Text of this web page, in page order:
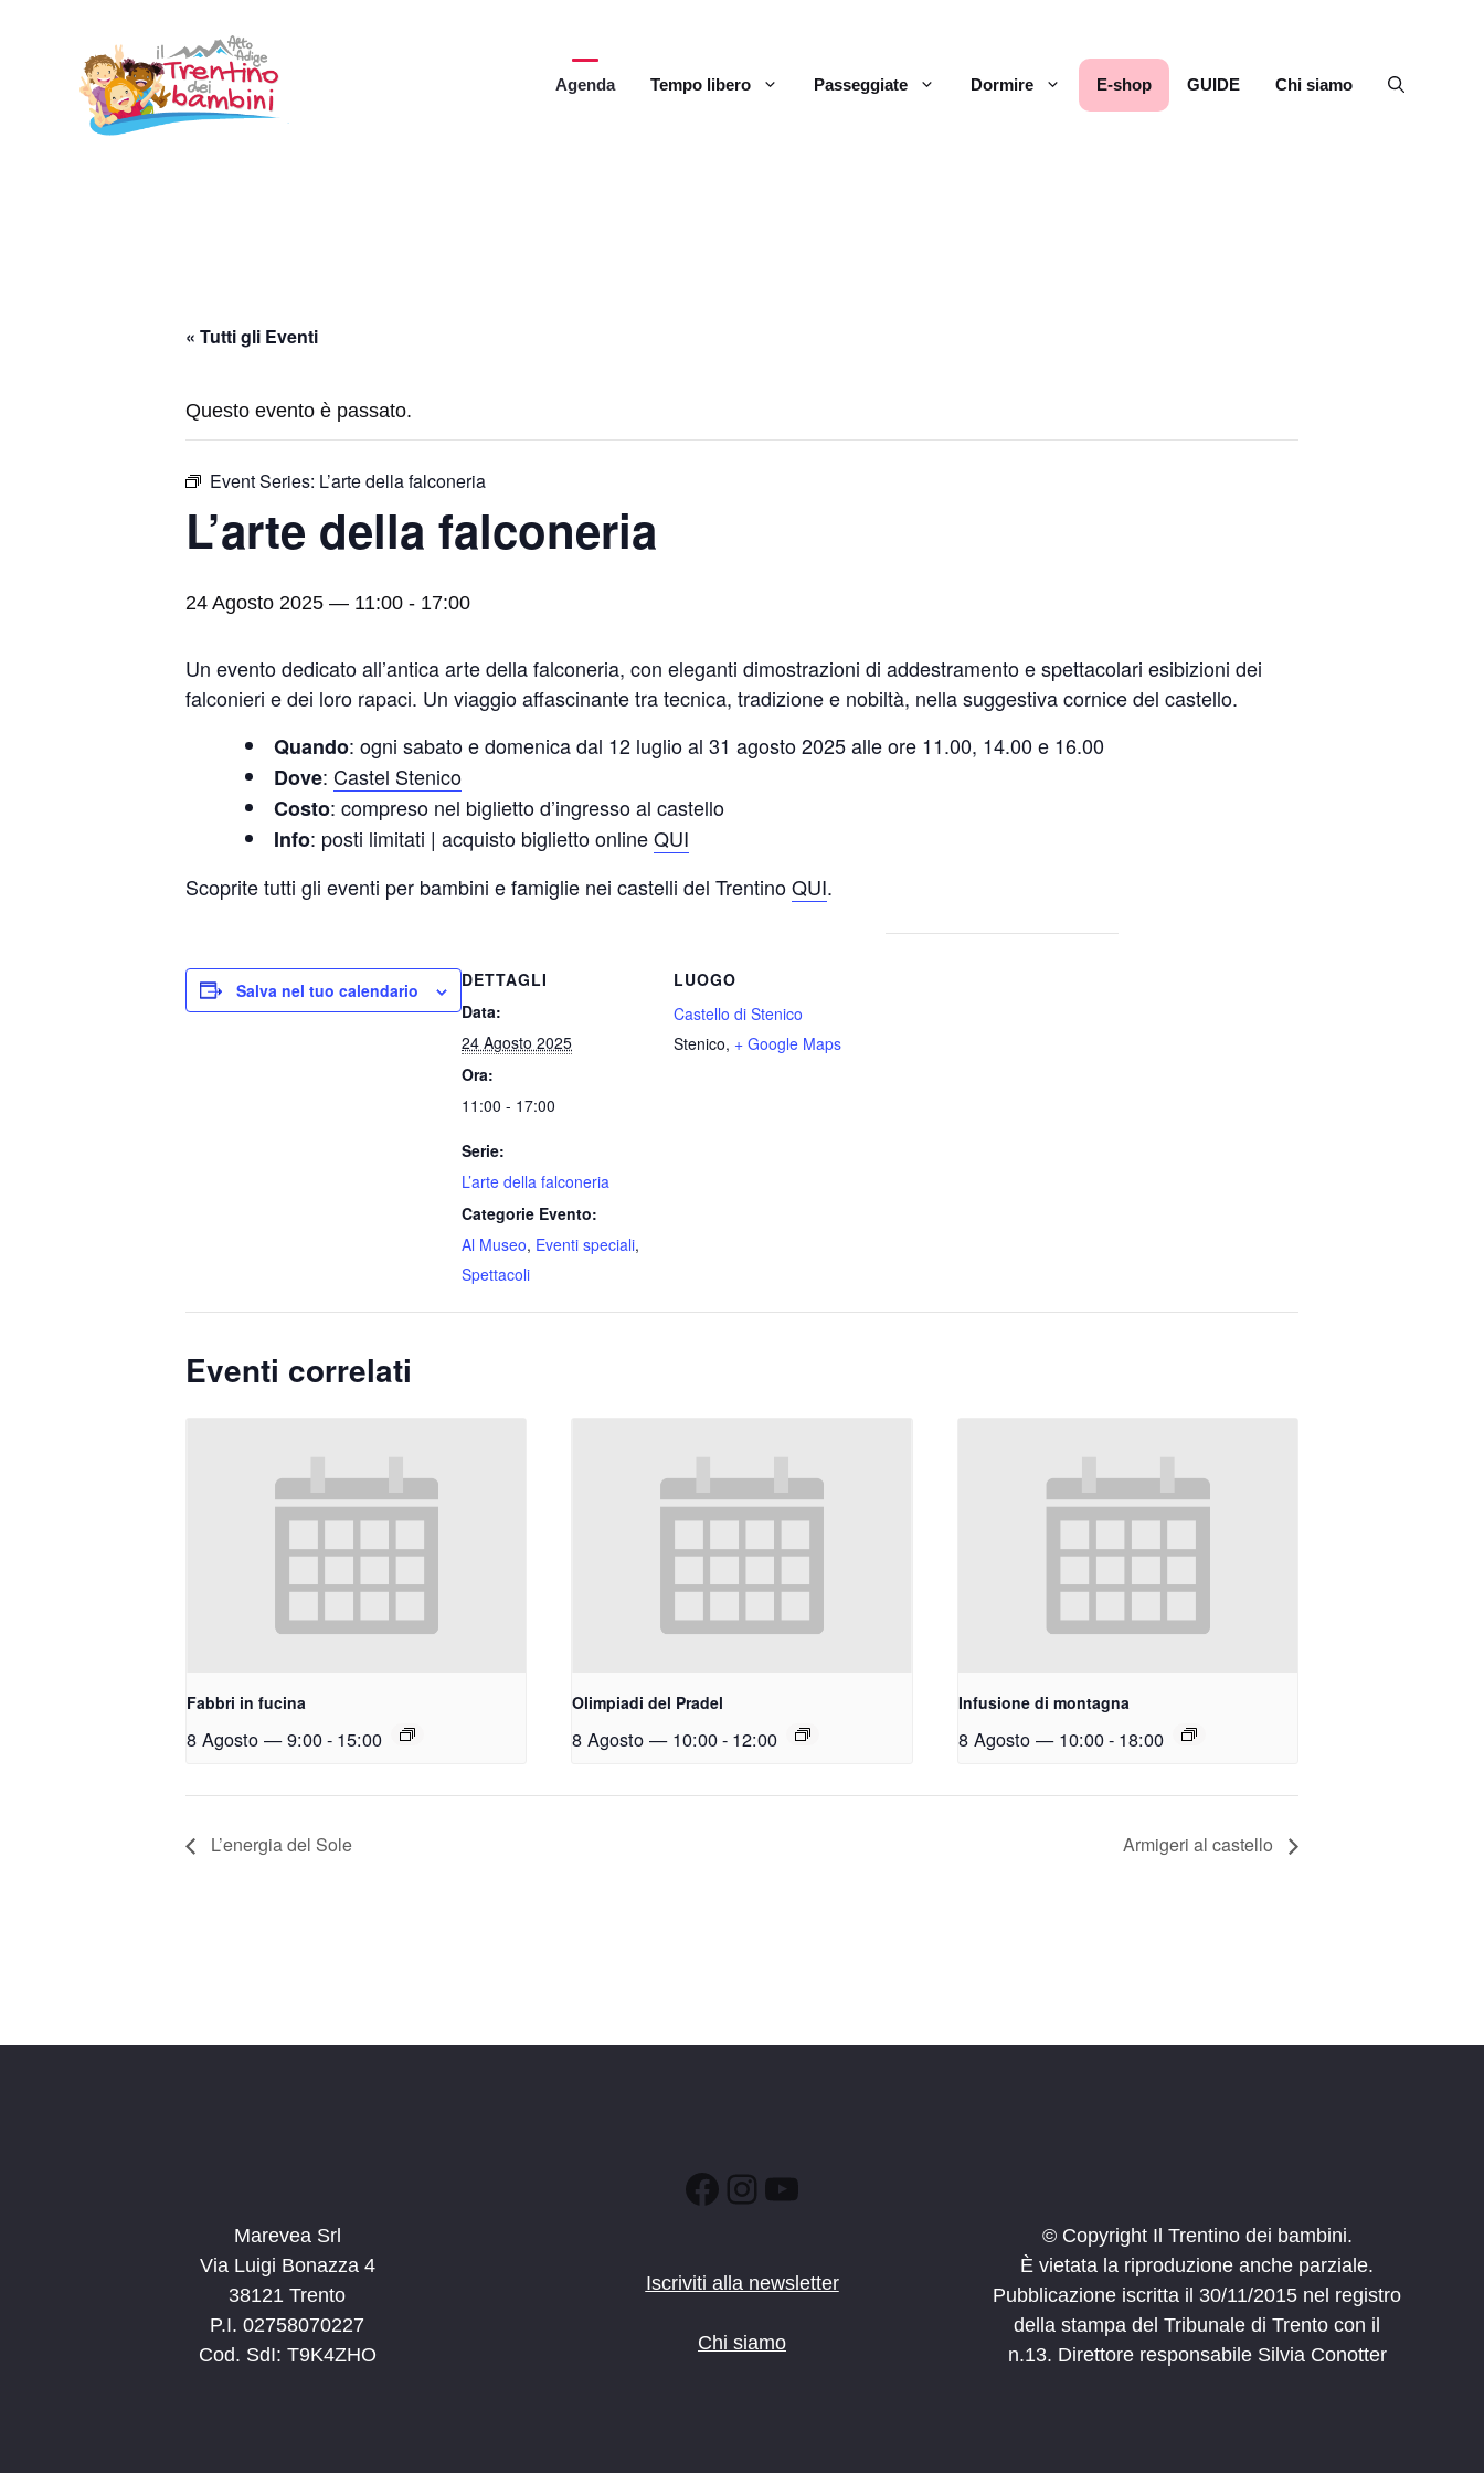
contenuto
Agenda Tempo libero Passeggiate Dormire E-shop GUIDE Chi siamo
« Tutti gli Eventi
Questo evento è passato.
Event Series: L’arte della falconeria
L’arte della falconeria
24 Agosto 2025 — 11:00 - 17:00
Un evento dedicato all’antica arte della falconeria, con eleganti dimostrazioni di addestramento e spettacolari esibizioni dei
falconieri e dei loro rapaci. Un viaggio affascinante tra tecnica, tradizione e nobiltà, nella suggestiva cornice del castello.
Quando: ogni sabato e domenica dal 12 luglio al 31 agosto 2025 alle ore 11.00, 14.00 e 16.00
Dove: Castel Stenico
Costo: compreso nel biglietto d’ingresso al castello
Info: posti limitati | acquisto biglietto onlineQUI
Scoprite tutti gli eventi per bambini e famiglie nei castelli del TrentinoQUI.
Salva nel tuo calendario
DETTAGLI
Data:
24 Agosto 2025
Ora:
11:00 - 17:00
Serie:
L’arte della falconeria
Categorie Evento:
Al Museo, Eventi speciali,
Spettacoli
LUOGO
Castello di Stenico
Stenico, + Google Maps
Eventi correlati
Fabbri in fucina
8 Agosto — 9:00- 15:00
Olimpiadi del Pradel
8 Agosto — 10:00- 12:00
Infusione di montagna
8 Agosto — 10:00- 18:00
L’energia del Sole Armigeri al castello
Marevea Srl
Via Luigi Bonazza 4
38121 Trento
P.I. 02758070227
Cod. SdI: T9K4ZHO
Facebook
Instagram
YouTube
Iscriviti alla newsletter
Chi siamo
© Copyright Il Trentino dei bambini.
È vietata la riproduzione anche parziale.
Pubblicazione iscritta il 30/11/2015 nel registro
della stampa del Tribunale di Trento con il
n.13. Direttore responsabile Silvia Conotter